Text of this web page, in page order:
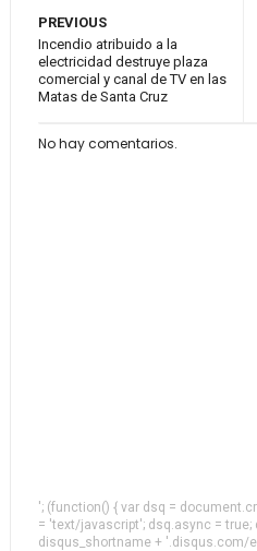
PREVIOUS
Incendio atribuido a la
electricidad destruye plaza
comercial y canal de TV en las
Matas de Santa Cruz
No hay comentarios.
'; (function() { var dsq =
= 'text/javascript'; dsq.async = true;
disqus_shortname + '.disqus.com/